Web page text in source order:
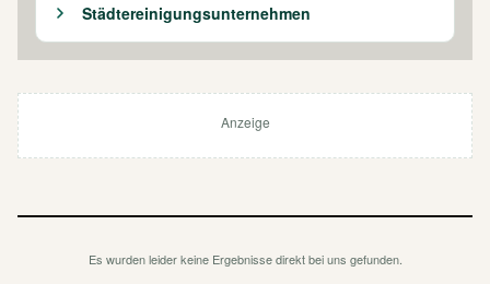
Städtereinigungsunternehmen
Anzeige
Es wurden leider keine Ergebnisse direkt bei uns gefunden.